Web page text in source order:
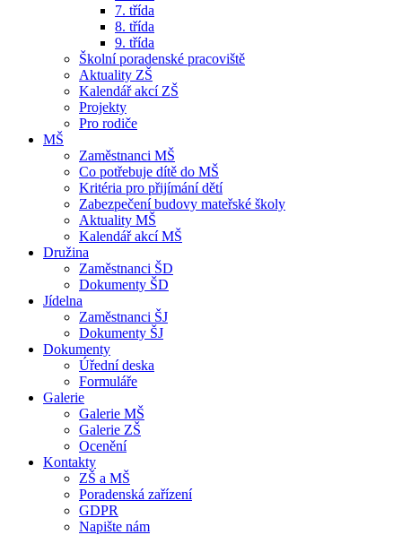
7. třída
8. třída
9. třída
Školní poradenské pracoviště
Aktuality ZŠ
Kalendář akcí ZŠ
Projekty
Pro rodiče
MŠ
Zaměstnanci MŠ
Co potřebuje dítě do MŠ
Kritéria pro přijímání dětí
Zabezpečení budovy mateřské školy
Aktuality MŠ
Kalendář akcí MŠ
Družina
Zaměstnanci ŠD
Dokumenty ŠD
Jídelna
Zaměstnanci ŠJ
Dokumenty ŠJ
Dokumenty
Úřední deska
Formuláře
Galerie
Galerie MŠ
Galerie ZŠ
Ocenění
Kontakty
ZŠ a MŠ
Poradenská zařízení
GDPR
Napište nám